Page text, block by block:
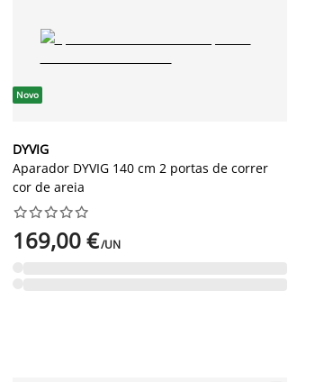
Novo
DYVIG
Aparador DYVIG 140 cm 2 portas de correr
cor de areia






169,00 €/UN